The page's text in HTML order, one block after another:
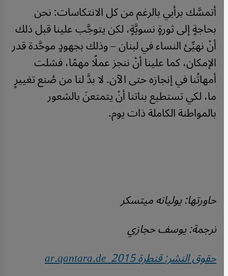
أتمسَّك برأيي بالرغم من كل الانتكاسات: نحن
بحاجةٍ إلى ثورةٍ نسويَّةٍ، لكن يتوجَّب علينا قبل ذلك
أنْ نهيِّئ النساء في لبنان – وذلك بجهودٍ موحَّدة قدر
الإمكان، كما علينا أنْ ننجز عملًا مهمًا، فشلت
أمهاتُنا في إنجازه حتى الآن. لا بدَّ لنا من صُنع تغييرٍ
ما، لكي تستطيع بناتنا أنْ يتمتعنَ بالشعور
بالمواطنة الكاملة ذات يوم.
حاورتها: يوليانه ميتسكر
ترجمة: يوسف حجازي
حقوق النشر: قنطرة 2015
ar.qantara.de